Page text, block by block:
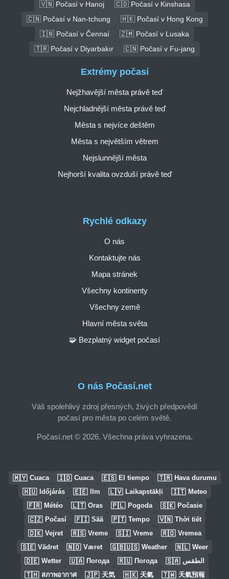
🇻🇳 Počasí v Hanoj
🇨🇩 Počasí v Kinshasa
🇨🇳 Počasí v Nan-tchung
🇭🇰 Počasí v Hong Kong
🇮🇳 Počasí v Čennaí
🇿🇲 Počasí v Lusaka
🇹🇷 Počasí v Diyarbakır
🇨🇳 Počasí v Fu-jang
O nás Počasí.net
Váš spolehlivý zdroj přesných, živých předpovědí
počasí pro města po celém světě.
Počasí.net © 2026. Všechna práva vyhrazena.
Rychlé odkazy
O nás
Kontaktujte nás
Mapa stránek
Všechny kontinenty
Všechny země
Hlavní města světa
🧩 Bezplatný widget počasí
Extrémy počasí
Nejžhavější města právě teď
Nejchladnější města právě teď
Města s nejvíce deštěm
Města s největším větrem
Nejslunnější města
Nejhorší kvalita ovzduší právě teď
🇲🇾 Cuaca 🇮🇩 Cuaca 🇪🇸 El tiempo 🇹🇷 Hava durumu
🇭🇺 Időjárás 🇪🇪 Ilm 🇱🇻 Laikapstākļi 🇮🇹 Meteo
🇫🇷 Météo 🇱🇹 Oras 🇵🇱 Pogoda 🇸🇰 Počasie
🇨🇿 Počasí 🇫🇮 Sää 🇵🇹 Tempo 🇻🇳 Thời tiết
🇩🇰 Vejret 🇷🇸 Vreme 🇸🇮 Vreme 🇷🇴 Vremea
🇸🇪 Vädret 🇳🇴 Været 🇬🇧🇺🇸 Weather 🇳🇱 Weer
🇩🇪 Wetter 🇺🇦 Погода 🇷🇺 Погода 🇸🇦 الطقس
🇹🇭 สภาพอากาศ 🇯🇵 天気 🇭🇰 天氣 🇹🇼 天氣預報